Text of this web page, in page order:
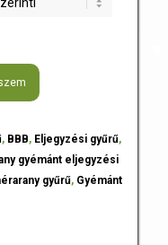
, BBB, Eljegyzési gyűrű,
gyémánt eljegyzési
gyűrű, Gyémánt